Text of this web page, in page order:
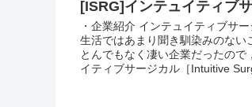
[ISRG]インテュイティブ
・企業紹介 インテュイティブサ
生活ではあまり聞き馴染みのない
とんでもなく凄い企業だったので
イティブサージカル［Intuitive